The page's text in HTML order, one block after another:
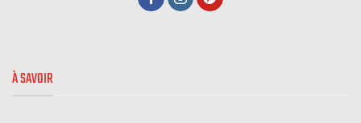
À SAVOIR